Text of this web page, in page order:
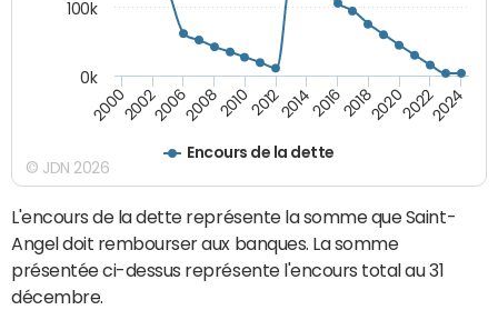
Encours de la dette
200020022006200820102012201420162018202020222024
0k
100k
© JDN 2026
L'encours de la dette représente la somme que Saint-
Angel doit rembourser aux banques. La somme
présentée ci-dessus représente l'encours total au 31
décembre.